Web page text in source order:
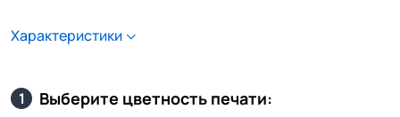
Характеристики
1 Выберите цветность печати: